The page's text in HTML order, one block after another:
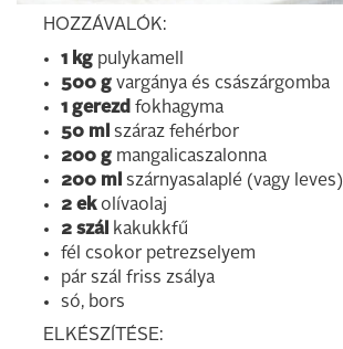
HOZZÁVALÓK:
1 kg pulykamell
500 g vargánya és császárgomba
1 gerezd fokhagyma
50 ml száraz fehérbor
200 g mangalicaszalonna
200 ml szárnyasalaplé (vagy leves)
2 ekolívaolaj
2 szál kakukkfű
fél csokor petrezselyem
pár szál friss zsálya
só, bors
ELKÉSZÍTÉSE: